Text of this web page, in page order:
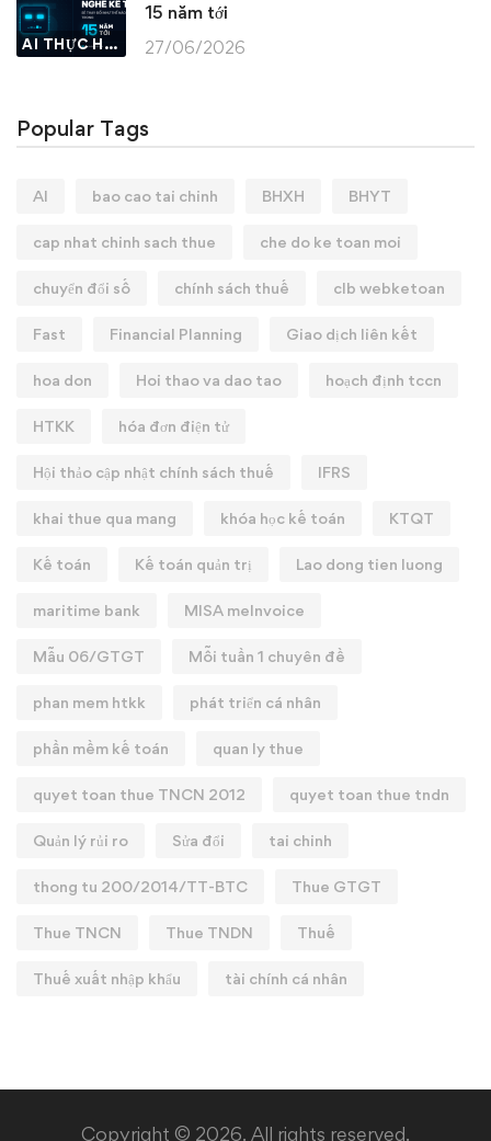
AI THỰC HÀNH
15 năm tới
27/06/2026
Popular Tags
AI bao cao tai chinh BHXH BHYT
cap nhat chinh sach thue che do ke toan moi
chuyển đổi số chính sách thuế clb webketoan
Fast Financial Planning Giao dịch liên kết
hoa don Hoi thao va dao tao hoạch định tccn
HTKK hóa đơn điện tử
Hội thảo cập nhật chính sách thuế IFRS
khai thue qua mang khóa học kế toán KTQT
Kế toán Kế toán quản trị Lao dong tien luong
maritime bank MISA meInvoice
Mẫu 06/GTGT Mỗi tuần 1 chuyên đề
phan mem htkk phát triển cá nhân
phần mềm kế toán quan ly thue
quyet toan thue TNCN 2012 quyet toan thue tndn
Quản lý rủi ro Sửa đổi tai chinh
thong tu 200/2014/TT-BTC Thue GTGT
Thue TNCN Thue TNDN Thuế
Thuế xuất nhập khẩu tài chính cá nhân
Copyright © 2026. All rights reserved.